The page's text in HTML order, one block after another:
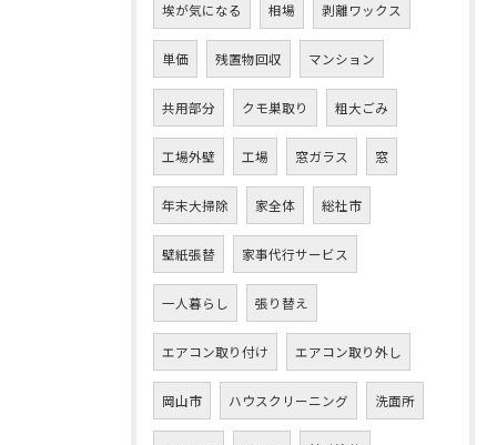
埃が気になる 相場 剥離ワックス
単価 残置物回収 マンション
共用部分 クモ巣取り 粗大ごみ
工場外壁 工場 窓ガラス 窓
年末大掃除 家全体 総社市
壁紙張替 家事代行サービス
一人暮らし 張り替え
エアコン取り付け エアコン取り外し
岡山市 ハウスクリーニング 洗面所